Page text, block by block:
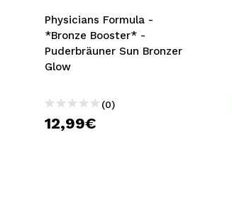
Physicians Formula -
*Bronze Booster* -
Puderbräuner Sun Bronzer
Glow
(0)
12,99€